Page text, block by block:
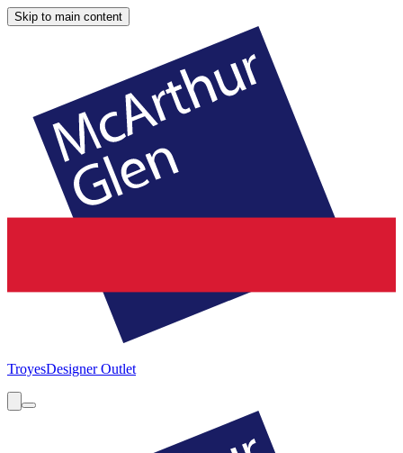
Skip to main content
TroyesDesigner Outlet